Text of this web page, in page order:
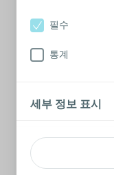
필수
통계
세부 정보 표시
성장의 자연스러운 부
니다. 자녀가 준비되었
응가 게임
수 있는 다양한 재미있
임 전 준비는 카드를 인